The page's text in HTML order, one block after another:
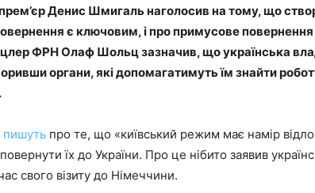
Денис Шмигаль наголосив на тому, що
є ключовим, і про примусове повернення
ФРН Олаф Шольц зазначив, що українська
органи, які допомагатимуть їм знайти
пишуть про те, що «київський режим має намір
їх до України. Про це нібито заявив
свого візиту до Німеччини.